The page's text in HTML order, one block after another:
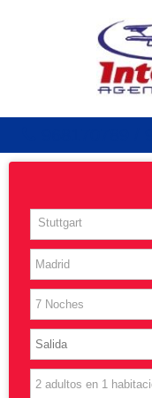
Costas
Vuelos
Islas
Caribe
Grandes Viajes
Stuttgart